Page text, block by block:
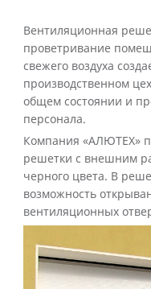
Вентиляционная
проветривание
свежего воздуха
производственном
общем состоянии и
персонала.
Компания «АЛЮТЕХ»
решетки с внешним
черного цвета. В
возможность
вентиляционных